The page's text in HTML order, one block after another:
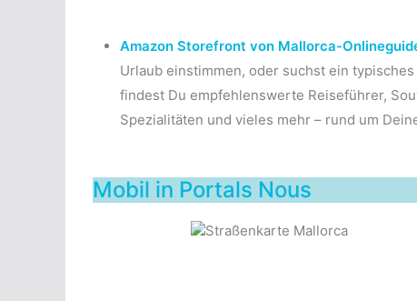
Amazon Storefront von Mallorca-
Urlaub einstimmen, oder suchst ein
findest Du empfehlenswerte Reiseführer,
Spezialitäten und vieles mehr – rund um
Mobil in Portals Nous